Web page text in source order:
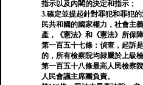
指示以及內閣的決定和指示；
3.確定並提起針對罪犯和罪犯
民共和國的國家權力，社會主
產，《憲法》和《憲法》所保
第一百五十七條：偵查，起訴
的，所有檢察院均隸屬於上級
第一百五十八條最高人民檢察
人民會議主席團負責。